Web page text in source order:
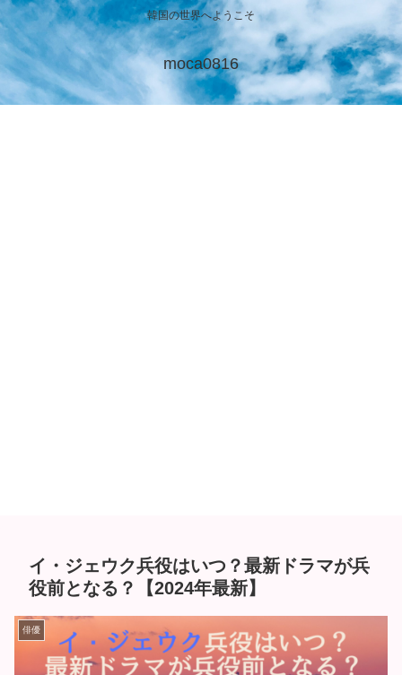
韓国の世界へようこそ
moca0816
イ・ジェウク兵役はいつ？最新ドラマが兵
役前となる？【2024年最新】
俳優